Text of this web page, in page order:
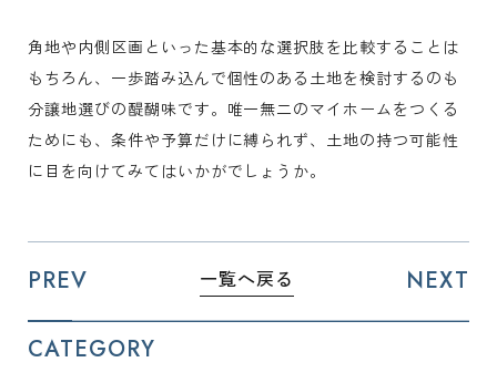
角地や内側区画といった基本的な選択肢を比較することは
もちろん、一歩踏み込んで個性のある土地を検討するのも
分譲地選びの醍醐味です。唯一無二のマイホームをつくる
ためにも、条件や予算だけに縛られず、土地の持つ可能性
に目を向けてみてはいかがでしょうか。
PREV 一覧へ戻る NEXT
CATEGORY